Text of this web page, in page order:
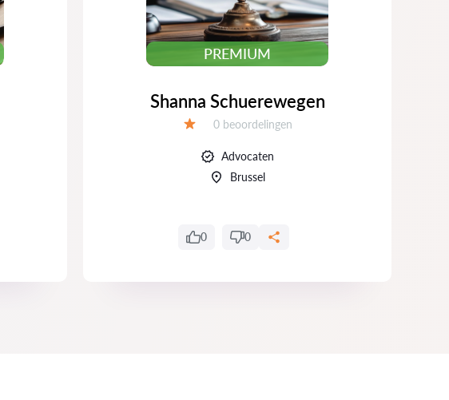
PREMIUM
Shanna Schuerewegen
Beoordelingen:
0 beoordelingen
Advocaten
Brussel
0 0